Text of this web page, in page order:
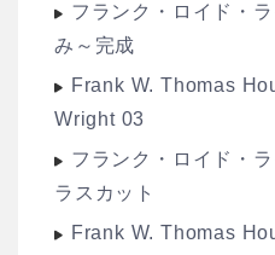
フランク・ロイド・
み～完成
Frank W. Thomas
Wright 03
フランク・ロイド・
ラスカット
Frank W. Thomas